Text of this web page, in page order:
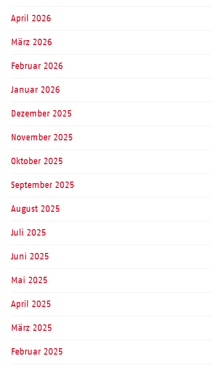
April 2026
März 2026
Februar 2026
Januar 2026
Dezember 2025
November 2025
Oktober 2025
September 2025
August 2025
Juli 2025
Juni 2025
Mai 2025
April 2025
März 2025
Februar 2025